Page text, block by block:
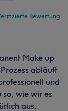
Bewertung
Make up
abläuft
und
so, wie wir es
aus.